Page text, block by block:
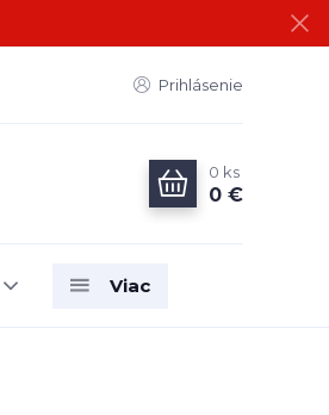
Prihlásenie
0 ks
0 €
Viac